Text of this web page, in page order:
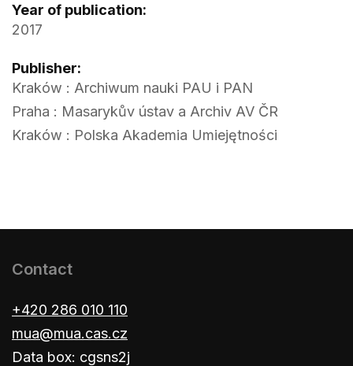
Year of publication:
2017
Publisher:
Kraków : Archiwum nauki PAU i PAN
Praha : Masarykův ústav a Archiv AV ČR
Kraków : Polska Akademia Umiejętności
Contact
+420 286 010 110
mua@mua.cas.cz
Data box: cgsns2j